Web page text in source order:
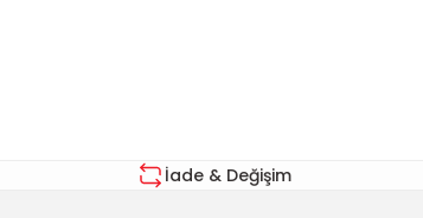
İade & Değişim